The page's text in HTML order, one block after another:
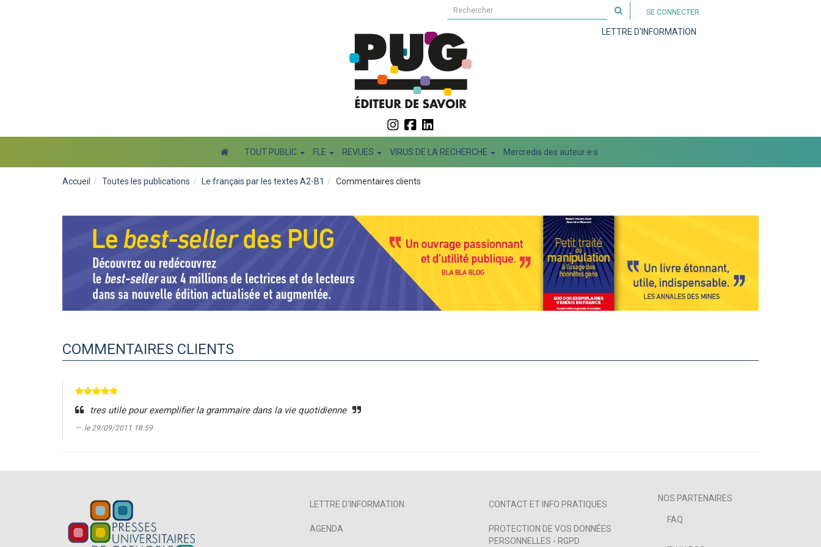
Rechercher
sur
le
SE CONNECTER
LETTRE D'INFORMATION
TOUT PUBLIC FLE REVUES VIRUS DE LA RECHERCHE Mercredis des auteur·e·s
Accueil Toutes les publications Le français par les textes A2-B1 Commentaires clients
COMMENTAIRES CLIENTS
tres utile pour exemplifier la grammaire dans la vie quotidienne
le 29/09/2011 18:59
LETTRE D'INFORMATION
AGENDA
CONTACT ET INFO PRATIQUES
PROTECTION DE VOS DONNÉES
PERSONNELLES - RGPD
NOS PARTENAIRES
FAQ